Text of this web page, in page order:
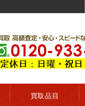
買取品目